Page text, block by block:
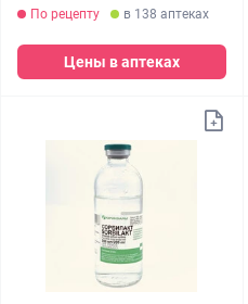
По рецепту в 138 аптеках
Цены в аптеках